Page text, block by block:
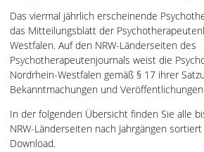
Das viermal jährlich erscheinende
das Mitteilungsblatt der
Westfalen. Auf den NRW-Länderseiten des
Psychotherapeutenjournals weist die
Nordrhein-Westfalen gemäß § 17 ihrer
Bekanntmachungen und
In der folgenden Übersicht finden Sie alle
NRW-Länderseiten nach Jahrgängen
Download.